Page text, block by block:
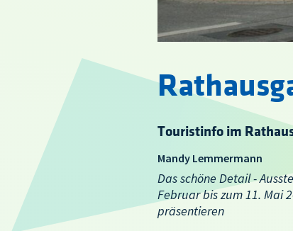
Touristinfo im
Mandy Lemmermann
Das schöne Detail -
Februar bis zum 11. Mai
präsentieren